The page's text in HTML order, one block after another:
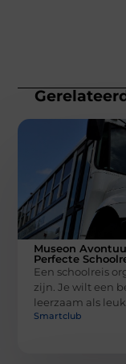
Museon
Perfecte
Een schoolreis
zijn. Je wilt een
leerzaam als
Smartclub